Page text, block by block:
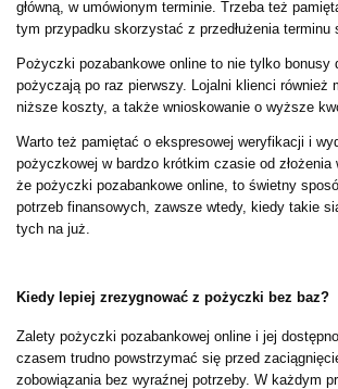
główną, w umówionym terminie. Trzeba też
tym przypadku skorzystać z przedłużenia terminu
Pożyczki pozabankowe online to nie tylko bonusy
pożyczają po raz pierwszy. Lojalni klienci również
niższe koszty, a także wnioskowanie o wyższe
Warto też pamiętać o ekspresowej weryfikacji i
pożyczkowej w bardzo krótkim czasie od złożenia
że pożyczki pozabankowe online, to świetny
potrzeb finansowych, zawsze wtedy, kiedy takie
tych na już.
Kiedy lepiej zrezygnować z pożyczki bez baz?
Zalety pożyczki pozabankowej online i jej
czasem trudno powstrzymać się przed
zobowiązania bez wyraźnej potrzeby. W każdym